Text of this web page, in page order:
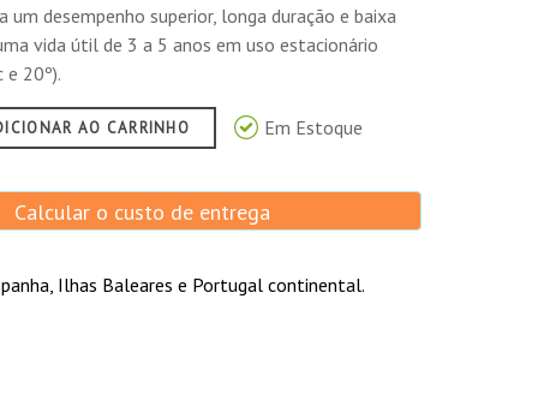
um desempenho superior, longa duração e baixa
vida útil de 3 a 5 anos em uso estacionário
e 20º).
AO CARRINHO Em Estoque
Calcular o custo de entrega
Ilhas Baleares e Portugal continental.